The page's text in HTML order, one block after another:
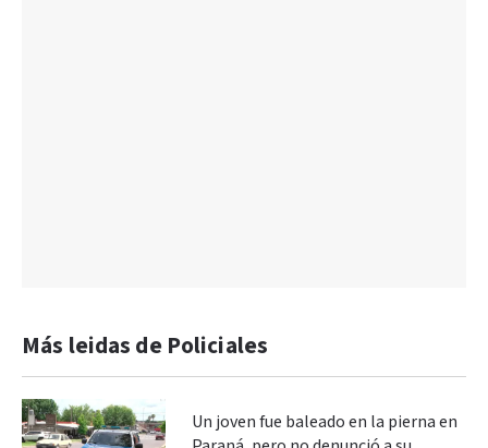
Más leidas de Policiales
Un joven fue baleado en la pierna en